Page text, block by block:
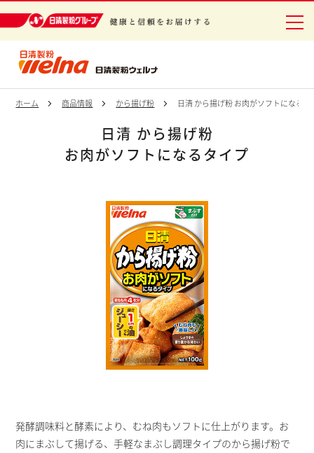
ホーム 商品情報 から揚げ粉 日清 から揚げ粉 お肉がソフトになるタ
日清 から揚げ粉
お肉がソフトになるタイプ
発酵調味料と酵素により、むね肉もソフトに仕上がります。お
肉にまぶして揚げる、手軽なまぶし調理タイプのから揚げ粉で